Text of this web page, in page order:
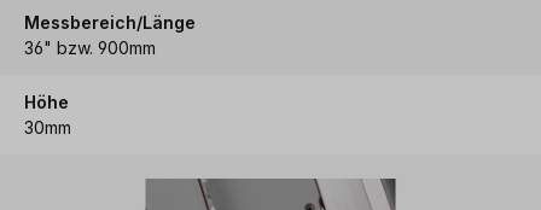
Messbereich/Länge
36" bzw. 900mm
Höhe
30mm